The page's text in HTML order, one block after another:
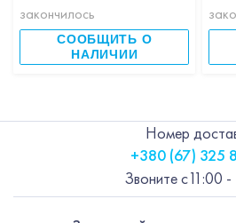
закончилось
СООБЩИТЬ О
НАЛИЧИИ
Номер
+380 (67) 325
Звоните с11:00